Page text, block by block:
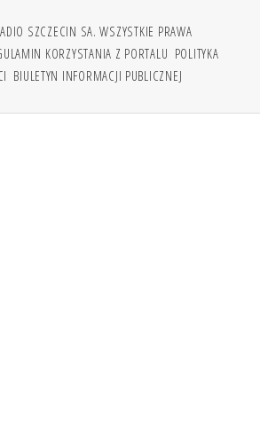
SZCZECIN SA. WSZYSTKIE PRAWA
KORZYSTANIA Z PORTALU POLITYKA
BIULETYN INFORMACJI PUBLICZNEJ